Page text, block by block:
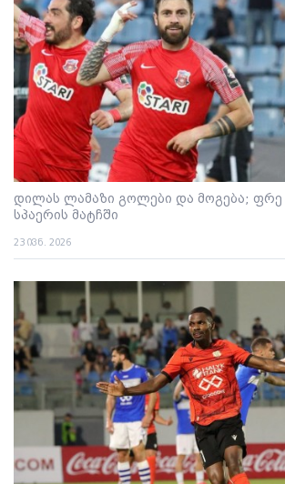
დილას ლამაზი გოლები და მოგება;
სპაერის მატჩში
23 ივნ. 2026